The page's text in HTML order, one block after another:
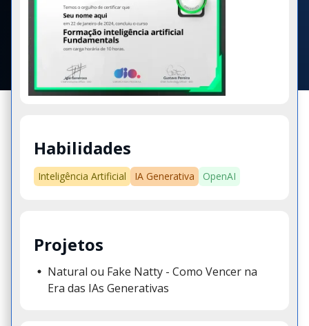
Habilidades
Inteligência Artificial IA Generativa OpenAI
Projetos
Natural ou Fake Natty - Como Vencer na
Era das IAs Generativas